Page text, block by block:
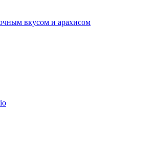
вкусом и арахисом